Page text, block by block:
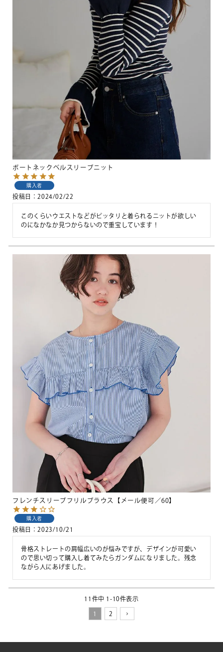
ボートネックベルスリーブニット
購入者
投稿日 2024/02/22
このくらいウエストなどがピッタリと着られるニットが欲しい
のになかなか見つからないので重宝しています！
フレンチスリーブフリルブラウス【メール便可／60】
購入者
投稿日 2023/10/21
骨格ストレートの肩幅広いのが悩みですが、デザインが可愛い
ので思い切って購入し着てみたらガンダムになりました。残念
ながら人にあげました。
11 件中 1 -10件表示
1 2